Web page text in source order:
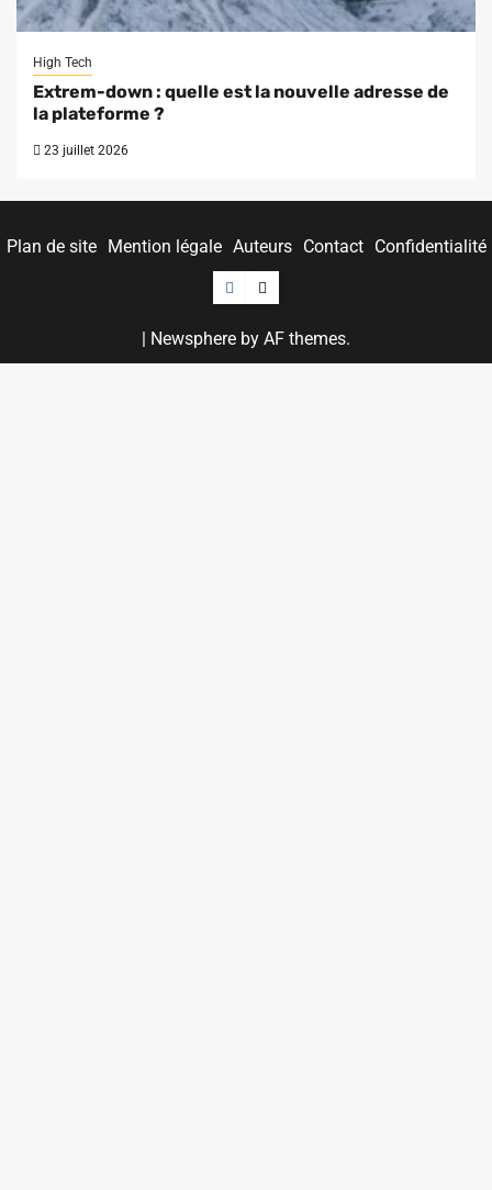
High Tech
Extrem-down : quelle est la nouvelle adresse de
la plateforme ?
23 juillet 2026
Plan de site Mention légale Auteurs Contact Confidentialité
Facebook
Twitter
Newsphere by AF themes.